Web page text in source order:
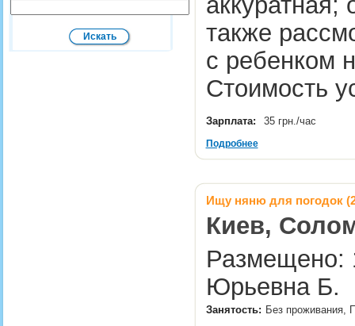
также
с ребенком
Стоимость
Зарплата: 35 грн./час
Подробнее
Ищу няню для погодок
Киев,
Размещено:
Юрьевна Б.
Занятость: Без проживания,